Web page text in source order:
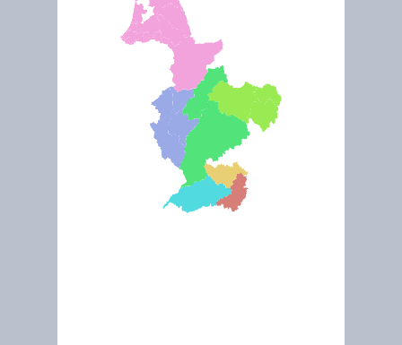
Travaux de restauration et de renaturation de la Souffel